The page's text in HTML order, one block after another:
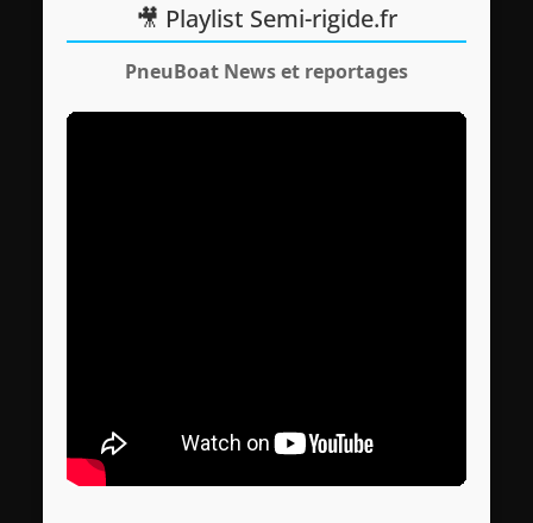
🎥 Playlist Semi-rigide.fr
PneuBoat News et reportages